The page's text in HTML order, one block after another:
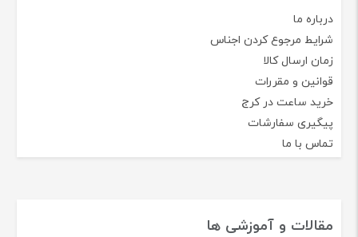
درباره ما
شرایط مرجوع کردن اجناس
زمان ارسال کالا
قوانین و مقررات
خرید ساعت در کرج
پیگیری سفارشات
تماس با ما
مقالات و آموزشی ها